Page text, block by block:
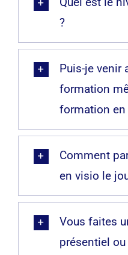
?
Puis-je venir
formation
formation en
Comment
en visio le
Vous faites
présentiel